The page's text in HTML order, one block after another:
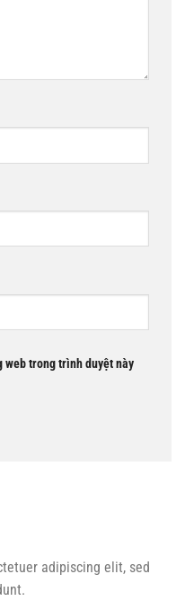
web trong trình duyệt này
adipiscing elit, sed